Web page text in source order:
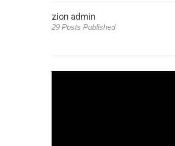
zion admin
29 Posts Published